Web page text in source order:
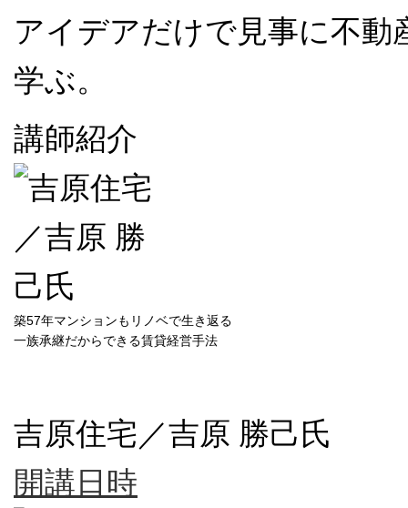
アイデアだけで見事に不
学ぶ。
講師紹介
築57年マンションもリノベで生き返る
一族承継だからできる賃貸経営手法
吉原住宅／吉原 勝己氏
開講日時